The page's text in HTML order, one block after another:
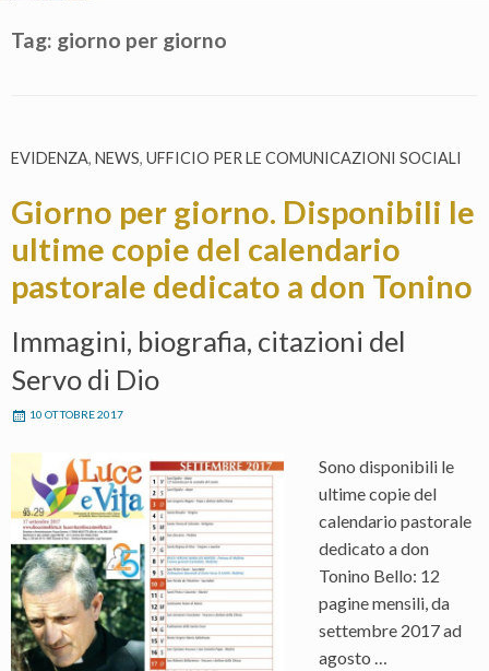
Tag: giorno per giorno
EVIDENZA, NEWS, UFFICIO PER LE COMUNICAZIONI SOCIALI
Giorno per giorno. Disponibili le
ultime copie del calendario
pastorale dedicato a don Tonino
Immagini, biografia, citazioni del
Servo di Dio
10 OTTOBRE 2017
Sono disponibili le
ultime copie del
calendario pastorale
dedicato a don
Tonino Bello: 12
pagine mensili, da
settembre 2017 ad
agosto …